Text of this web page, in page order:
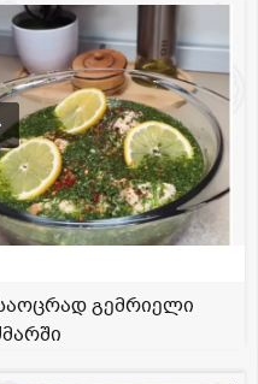
გემრიელი